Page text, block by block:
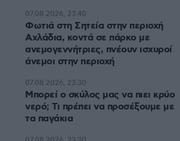
Φωτιά στη Σητεία στην περιοχή
Αχλάδια, κοντά σε πάρκο με
ανεμογεννήτριες, πνέουν ισχυροί
άνεμοι στην περιοχή
07.08.2026, 23:40
Μπορεί ο σκύλος μας να πιει κρύο
νερό; Τι πρέπει να προσέξουμε με
τα παγάκια
07.08.2026, 23:30